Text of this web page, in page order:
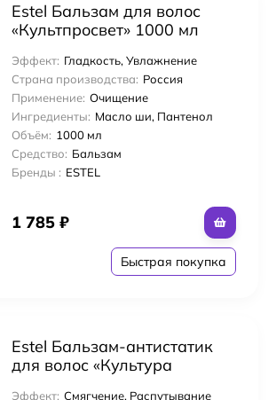
Estel Бальзам для волос
«Культпросвет» 1000 мл
Эффект: Гладкость, Увлажнение
Страна производства: Россия
Применение: Очищение
Ингредиенты: Масло ши, Пантенол
Объём: 1000 мл
Средство: Бальзам
Бренды : ESTEL
1 785 ₽
Быстрая покупка
Estel Бальзам-антистатик
для волос «Культура
Эффект: Смягчение, Распутывание